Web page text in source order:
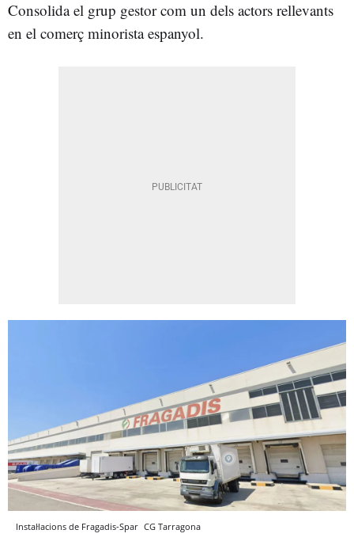
Consolida el grup gestor com un dels actors rellevants
en el comerç minorista espanyol.
Instal·lacions de Fragadis-Spar CG Tarragona